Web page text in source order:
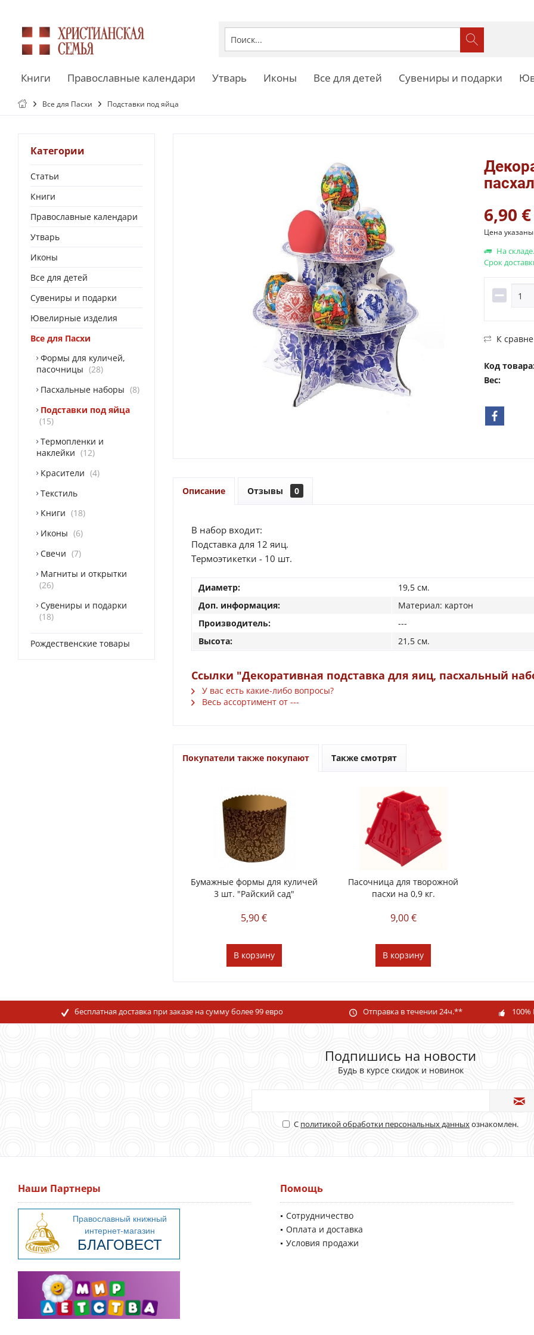
Книги Православные календари Утварь Иконы Все для детей Сувениры и подарки
Все для Пасхи Подставки под яйца
Категории
Статьи
Книги
Православные календари
Утварь
Иконы
Все для детей
Сувениры и подарки
Ювелирные изделия
Все для Пасхи
Формы для куличей,
пасочницы
28
Пасхальные наборы
8
Подставки под яйца
15
Термопленки и
наклейки
12
Красители
4
Текстиль
Книги
18
Иконы
6
Свечи
7
Магниты и открытки
26
Сувениры и подарки
18
Рождественские товары
6,90 €
Цена
На складе.
Срок
К
Код
Вес:
Описание Отзывы 0
В набор входит:
Подставка для 12 яиц.
Термоэтикетки - 10 шт.
Диаметр:
19,5 см.
Доп. информация:
Материал: картон
Производитель:
---
Высота:
21,5 см.
Ссылки "Декоративная подставка для яиц, пасхальный
У вас есть какие-либо вопросы?
Весь ассортимент от ---
Покупатели также покупают Также смотрят
Бумажные формы для куличей
3 шт. "Райский сад"
5,90 €
В корзину
Пасочница для творожной
пасхи на 0,9 кг.
9,00 €
В корзину
бесплатная доставка при заказе на сумму более 99 евро Отправка в течении 24ч.**
Подпишись на новости
Будь в курсе скидок и новинок
С политикой обработки персональных данныхознакомлен.
Наши Партнеры Помощь
Сотрудничество
Оплата и доставка
Условия продажи